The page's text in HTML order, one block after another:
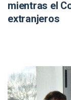
mientras el
extranjeros